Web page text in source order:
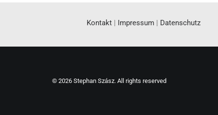
Kontakt | Impressum | Datenschutz
© 2026 Stephan Szász. All rights reserved